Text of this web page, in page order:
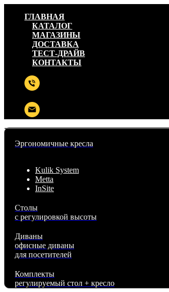
ГЛАВНАЯ
КАТАЛОГ
МАГАЗИНЫ
ДОСТАВКА
ТЕСТ-ДРАЙВ
КОНТАКТЫ
Эргономичные кресла
Kulik System
Metta
InSite
Столы
с регулировкой высоты
Диваны
офисные диваны
для посетителей
Комплекты
регулируемый стол + кресло